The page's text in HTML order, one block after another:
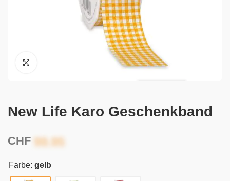
New Life Karo Geschenkband
CHF
Farbe: gelb